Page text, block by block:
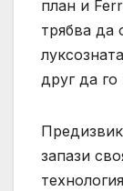
план и
трябва да
друг да го
запази